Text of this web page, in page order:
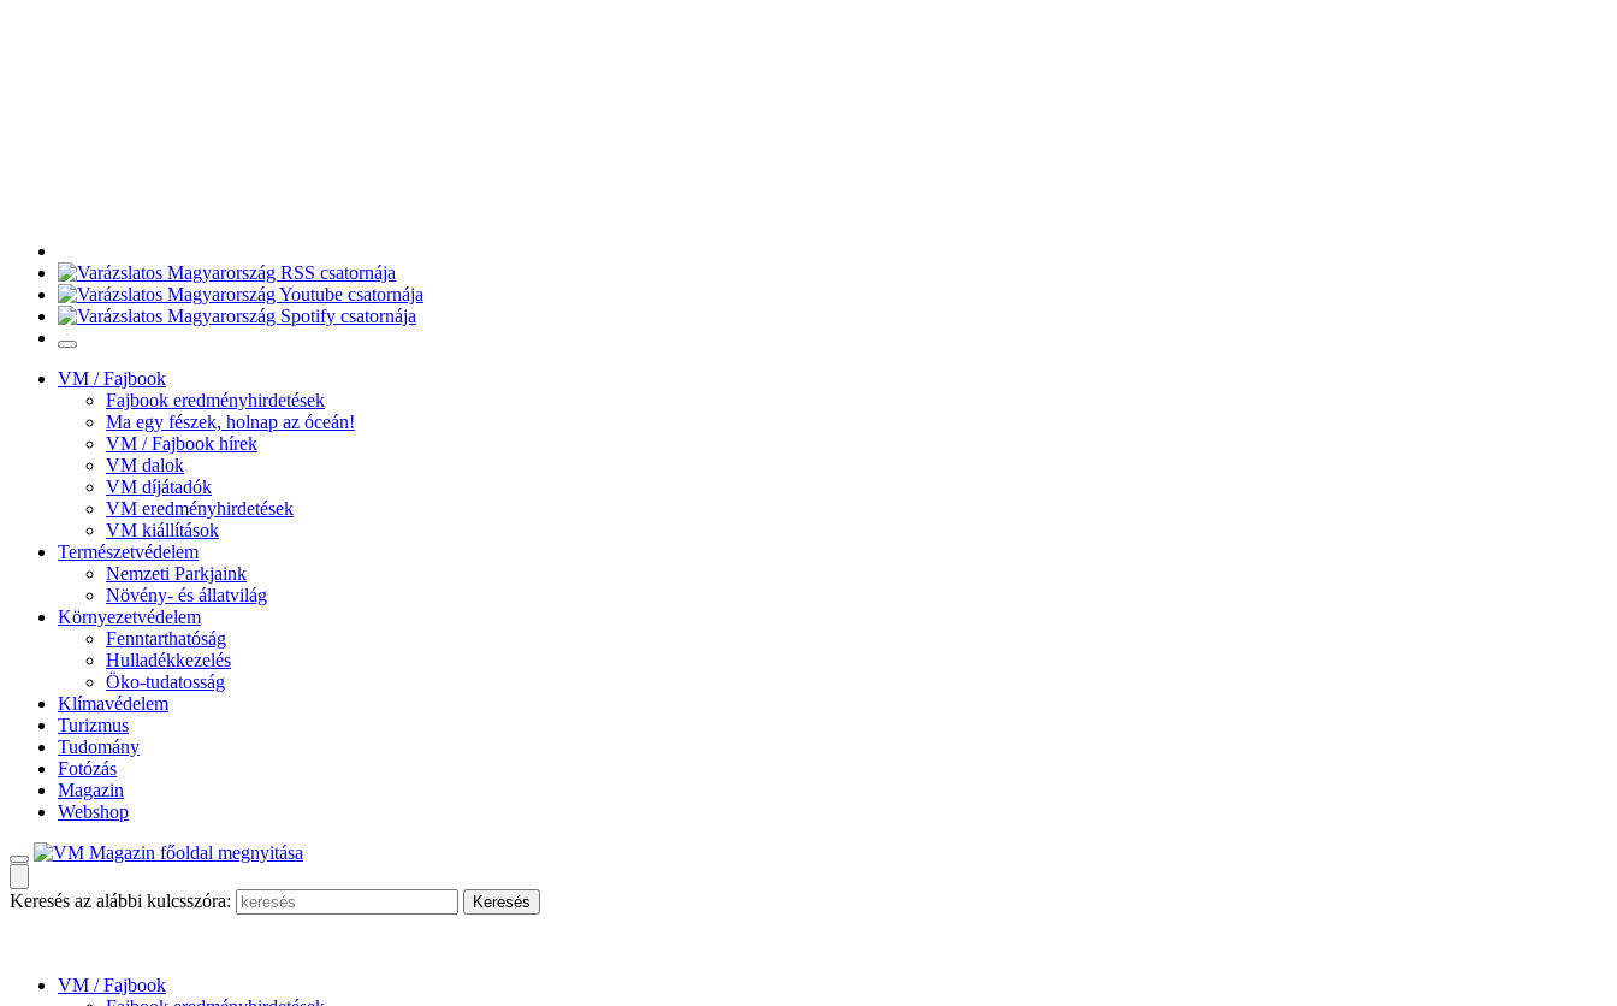
VM / Fajbook
Fajbook eredményhirdetések
Ma egy fészek, holnap az óceán!
VM / Fajbook hírek
VM dalok
VM díjátadók
VM eredményhirdetések
VM kiállítások
Természetvédelem
Nemzeti Parkjaink
Növény- és állatvilág
Környezetvédelem
Fenntarthatóság
Hulladékkezelés
Öko-tudatosság
Klímavédelem
Turizmus
Tudomány
Fotózás
Magazin
Webshop
Keresés az alábbi kulcsszóra:
VM / Fajbook